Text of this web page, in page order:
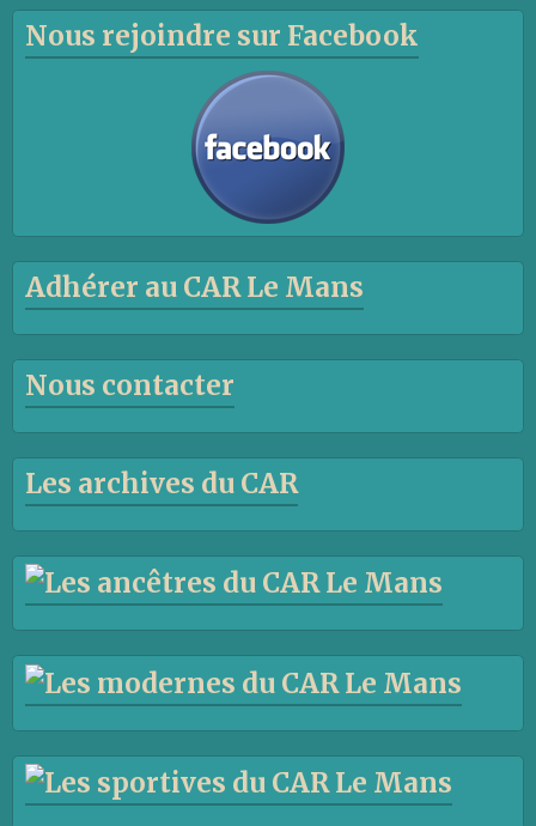
Nous rejoindre sur Facebook
Adhérer au CAR Le Mans
Nous contacter
Les archives du CAR